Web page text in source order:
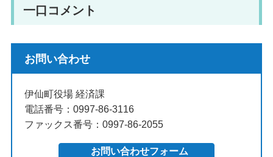
一口コメント
お問い合わせ
伊仙町役場 経済課
電話番号：0997-86-3116
ファックス番号：0997-86-2055